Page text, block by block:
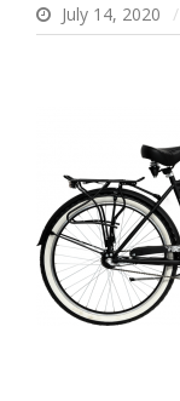
July 14, 2020